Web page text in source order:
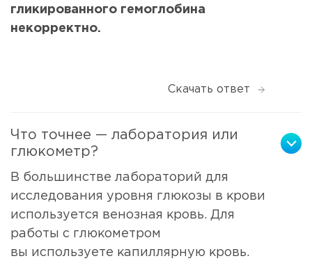
гликированного гемоглобина
некорректно.
Скачать ответ
Что точнее — лаборатория или
глюкометр?
В большинстве лабораторий для
исследования уровня глюкозы в крови
используется венозная кровь. Для
работы с глюкометром
вы используете капиллярную кровь.